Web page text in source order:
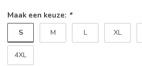
Maak een keuze: *
S M L XL
4XL